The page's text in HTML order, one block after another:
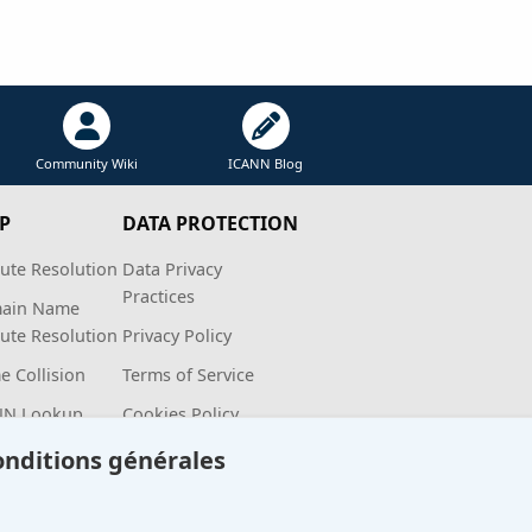
Community Wiki ICANN Blog
Resolution
Name
Resolution
Collision
Lookup
DATA PROTECTION
Data Privacy
Practices
Privacy Policy
Terms of Service
Cookies Policy
générales